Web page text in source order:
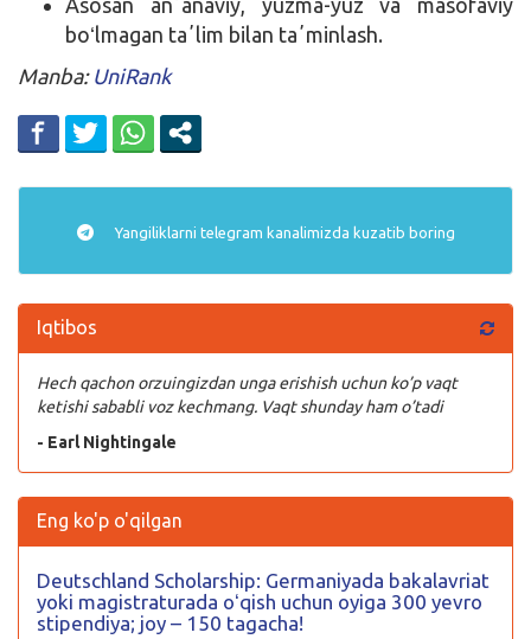
boʻlmagan taʼlim bilan taʼminlash.
Manba: UniRank
Yangiliklarni telegram kanalimizda kuzatib boring
Iqtibos
Hech qachon orzuingizdan unga erishish uchun ko’p vaqt
ketishi sababli voz kechmang. Vaqt shunday ham o’tadi
- Earl Nightingale
Eng ko'p o'qilgan
Deutschland Scholarship: Germaniyada bakalavriat
yoki magistraturada oʻqish uchun oyiga 300 yevro
stipendiya; joy – 150 tagacha!